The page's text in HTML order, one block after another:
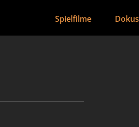
Spielfilme Dokus